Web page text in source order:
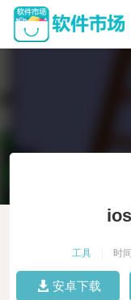
工具 时
安卓下载